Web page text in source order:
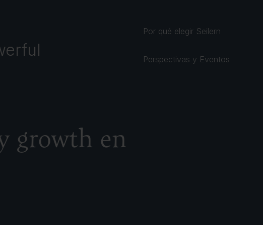
Por qué elegir Seilern
Perspectivas y Eventos
growth en